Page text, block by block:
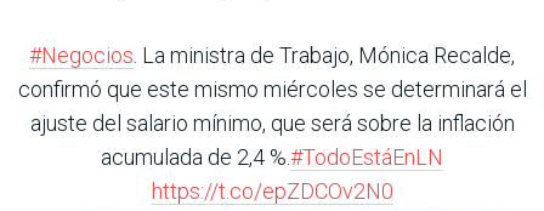
#Negocios. La ministra de Trabajo, Mónica Recalde,
confirmó que este mismo miércoles se determinará el
ajuste del salario mínimo, que será sobre la inflación
acumulada de 2,4 %.#TodoEstáEnLN
https://t.co/epZDCOv2N0